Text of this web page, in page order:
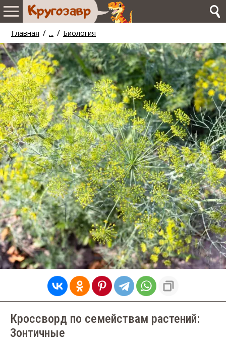
Главная / ... / Биология
Кроссворд по семействам растений:
Зонтичные